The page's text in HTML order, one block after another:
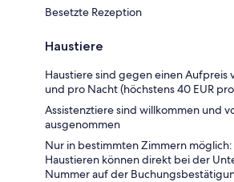
Besetzte Rezeption
Haustiere
Haustiere sind gegen einen Aufpreis
und pro Nacht (höchstens 40 EUR
Assistenztiere sind willkommen und
ausgenommen
Nur in bestimmten Zimmern
Haustieren können direkt bei der
Nummer auf der